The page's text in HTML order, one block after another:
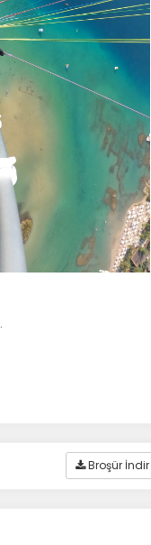
olarak ölçeriz. Hangi
nerede zorluk
göstermek için kullanılır.
edersiniz, ancak daha
Broşür İndir